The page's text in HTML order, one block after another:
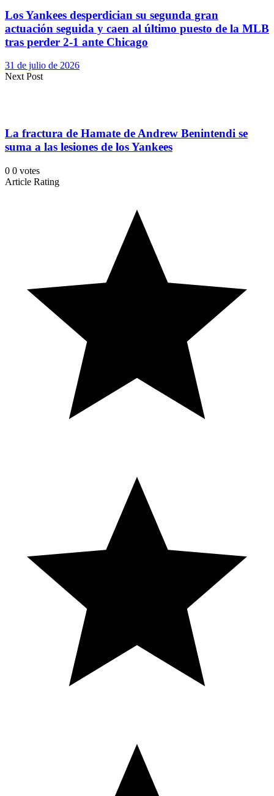
Los Yankees desperdician su segunda gran
actuación seguida y caen al último puesto de la MLB
tras perder 2-1 ante Chicago
31 de julio de 2026
Next Post
La fractura de Hamate de Andrew Benintendi se
suma a las lesiones de los Yankees
0 0 votes
Article Rating